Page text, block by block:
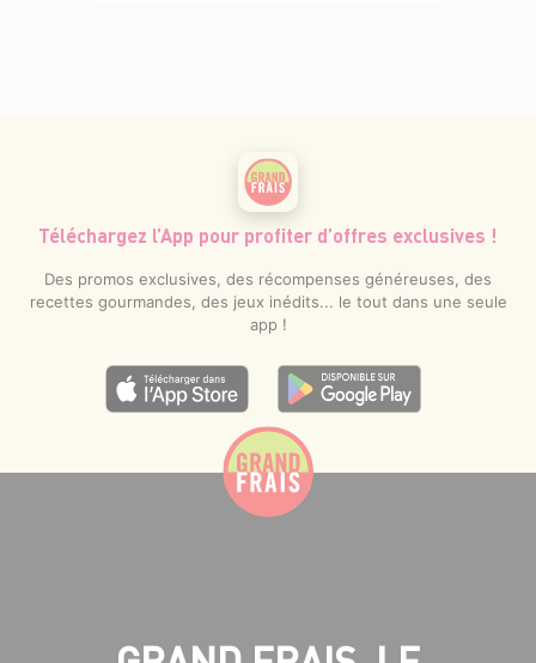
Téléchargez l’App pour profiter d’offres exclusives !
Des promos exclusives, des récompenses généreuses, des
recettes gourmandes, des jeux inédits... le tout dans une seule
app !